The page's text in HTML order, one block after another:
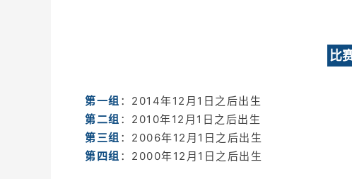
比
第一组 ：2014年12月1日之后出生
第二组 ：2010年12月1日之后出生
第三组 ：2006年12月1日之后出生
第四组 ：2000年12月1日之后出生